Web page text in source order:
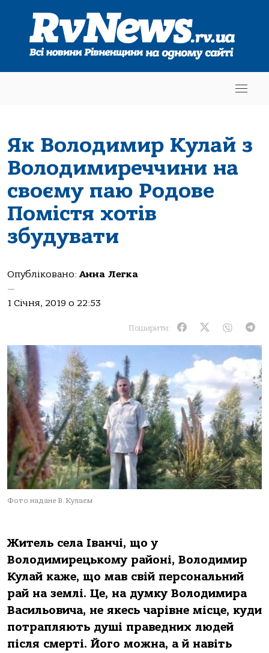
Як Володимир Кулай з
Володимиреччини на
своєму паю Родове
Помістя хотів
збудувати
Опубліковано: Анна Легка
—
1 Січня, 2019 о 22:53
Поширити:
Фото надане В. Кулаєм
Житель села Іванчі, що у
Володимирецькому районі, Володимир
Кулай каже, що мав свій персональний
рай на землі. Це, на думку Володимира
Васильовича, не якесь чарівне місце, куди
потрапляють душі праведних людей
після смерті. Його можна, а й навіть